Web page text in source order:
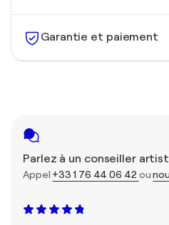
Garantie et paiement
Parlez à un conseiller
Appel +33 1 76 44 06 42 ou